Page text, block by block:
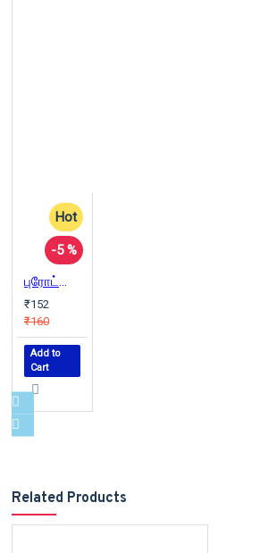
Hot
-5 %
புரோட்டோகால்ஸ்: யூத பயங்கரவாதிகளின் ரகசிய அறிக்கை
₹152
₹160
Add to
Cart
Related Products